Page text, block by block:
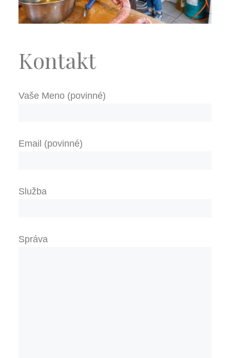
Kontakt
Vaše Meno (povinné)
Email (povinné)
Služba
Správa